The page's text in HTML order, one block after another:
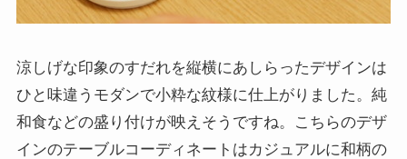
涼しげな印象のすだれを縦横にあしらったデザインは
ひと味違うモダンで小粋な紋様に仕上がりました。純
和食などの盛り付けが映えそうですね。こちらのデザ
インのテーブルコーディネートはカジュアルに和柄の